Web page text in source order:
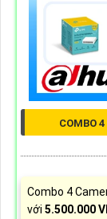
COMBO
Combo 4
với 5.500.000